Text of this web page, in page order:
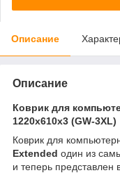
Описание
Описание
Коврик для
1220x610x3 (GW-3XL)
Коврик для
Extended один из
и теперь представлен